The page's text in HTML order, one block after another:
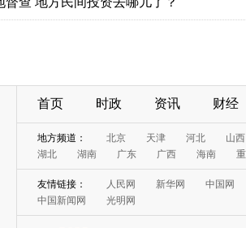
首页 时政 资讯 财经